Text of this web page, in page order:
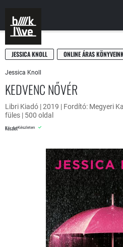
JESSICA KNOLL ONLINE ÁRAS
Jessica Knoll
KEDVENC NŐVÉR
Libri Kiadó | 2019 | Fordító: Megyeri
füles | 500 oldal
KészletKészleten